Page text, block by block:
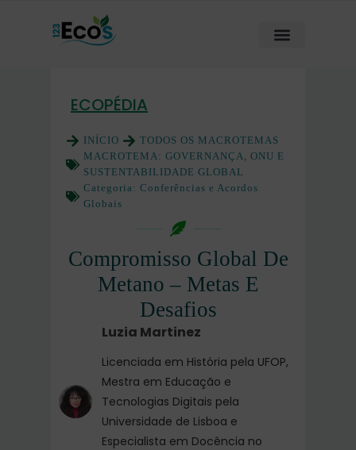
ECOPÉDIA
INÍCIO
TODOS OS MACROTEMAS
MACROTEMA: GOVERNANÇA, ONU E
SUSTENTABILIDADE GLOBAL
Categoria: Conferências e Acordos
Globais
Compromisso Global De
Metano – Metas E
Desafios
Luzia Martinez
Licenciada em História pela UFOP,
Mestra em Educação e
Tecnologias Digitais pela
Universidade de Lisboa e
Especialista em Docência no